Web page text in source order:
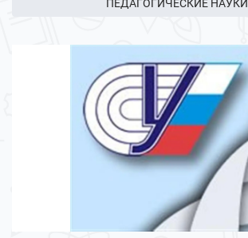
ПЕДАГОГИЧЕСКИЕ НАУКИ